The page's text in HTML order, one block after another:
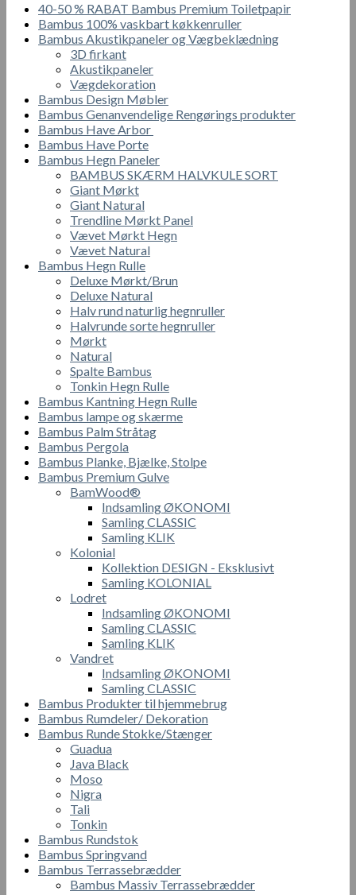
40-50 % RABAT Bambus Premium Toiletpapir
Bambus 100% vaskbart køkkenruller
Bambus Akustikpaneler og Vægbeklædning
3D firkant
Akustikpaneler
Vægdekoration
Bambus Design Møbler
Bambus Genanvendelige Rengørings produkter
Bambus Have Arbor
Bambus Have Porte
Bambus Hegn Paneler
BAMBUS SKÆRM HALVKULE SORT
Giant Mørkt
Giant Natural
Trendline Mørkt Panel
Vævet Mørkt Hegn
Vævet Natural
Bambus Hegn Rulle
Deluxe Mørkt/Brun
Deluxe Natural
Halv rund naturlig hegnruller
Halvrunde sorte hegnruller
Mørkt
Natural
Spalte Bambus
Tonkin Hegn Rulle
Bambus Kantning Hegn Rulle
Bambus lampe og skærme
Bambus Palm Stråtag
Bambus Pergola
Bambus Planke, Bjælke, Stolpe
Bambus Premium Gulve
BamWood®
Indsamling ØKONOMI
Samling CLASSIC
Samling KLIK
Kolonial
Kollektion DESIGN - Eksklusivt
Samling KOLONIAL
Lodret
Indsamling ØKONOMI
Samling CLASSIC
Samling KLIK
Vandret
Indsamling ØKONOMI
Samling CLASSIC
Bambus Produkter til hjemmebrug
Bambus Rumdeler/ Dekoration
Bambus Runde Stokke/Stænger
Guadua
Java Black
Moso
Nigra
Tali
Tonkin
Bambus Rundstok
Bambus Springvand
Bambus Terrassebrædder
Bambus Massiv Terrassebrædder